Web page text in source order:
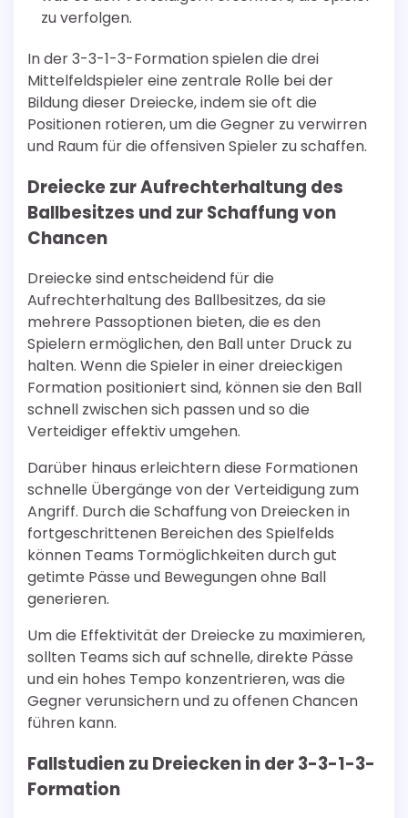
zu verfolgen.
In der 3-3-1-3-Formation spielen die drei
Mittelfeldspieler eine zentrale Rolle bei der
Bildung dieser Dreiecke, indem sie oft die
Positionen rotieren, um die Gegner zu verwirren
und Raum für die offensiven Spieler zu schaffen.
Dreiecke zur Aufrechterhaltung des
Ballbesitzes und zur Schaffung von
Chancen
Dreiecke sind entscheidend für die
Aufrechterhaltung des Ballbesitzes, da sie
mehrere Passoptionen bieten, die es den
Spielern ermöglichen, den Ball unter Druck zu
halten. Wenn die Spieler in einer dreieckigen
Formation positioniert sind, können sie den Ball
schnell zwischen sich passen und so die
Verteidiger effektiv umgehen.
Darüber hinaus erleichtern diese Formationen
schnelle Übergänge von der Verteidigung zum
Angriff. Durch die Schaffung von Dreiecken in
fortgeschrittenen Bereichen des Spielfelds
können Teams Tormöglichkeiten durch gut
getimte Pässe und Bewegungen ohne Ball
generieren.
Um die Effektivität der Dreiecke zu maximieren,
sollten Teams sich auf schnelle, direkte Pässe
und ein hohes Tempo konzentrieren, was die
Gegner verunsichern und zu offenen Chancen
führen kann.
Fallstudien zu Dreiecken in der 3-3-1-3-
Formation